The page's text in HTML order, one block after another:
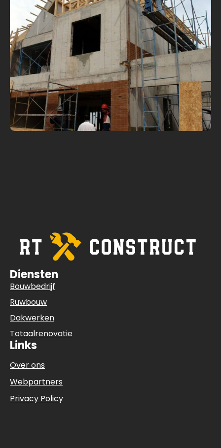
Diensten
Bouwbedrijf
Ruwbouw
Dakwerken
Totaalrenovatie
Links
Over ons
Webpartners
Privacy Policy